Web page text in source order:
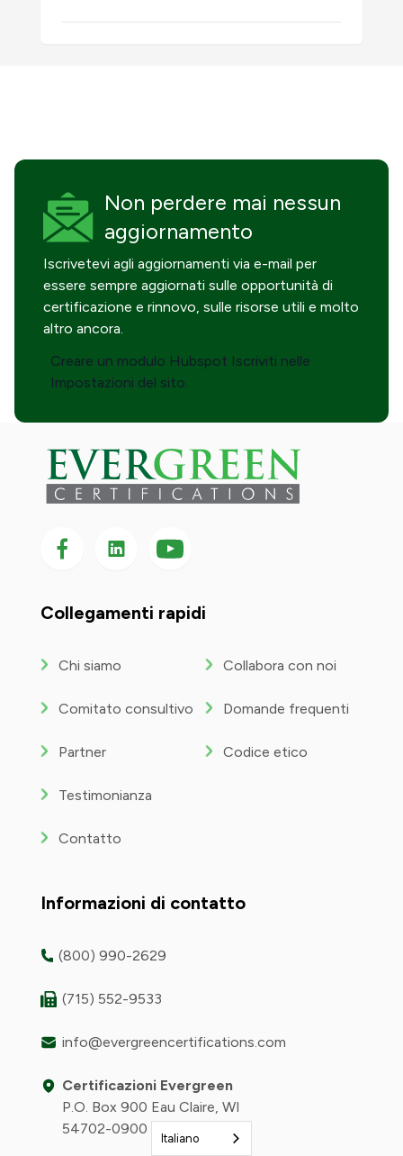
Non perdere mai nessun
aggiornamento
Iscrivetevi agli aggiornamenti via e-mail per
essere sempre aggiornati sulle opportunità di
certificazione e rinnovo, sulle risorse utili e molto
altro ancora.
Creare un modulo Hubspot Iscriviti nelle
Impostazioni del sito.
Seguici su Facebook
Seguici su LinkedIn
Seguici
su
Collegamenti rapidi
Chi siamo
Comitato consultivo
Partner
Testimonianza
Contatto
Collabora con noi
Domande frequenti
Codice etico
Informazioni di contatto
(800) 990-2629
(715) 552-9533
info@evergreencertifications.com
Certificazioni Evergreen
P.O. Box 900 Eau Claire, WI
54702-0900 USA
Italiano